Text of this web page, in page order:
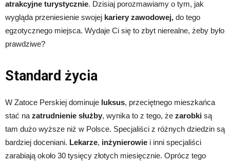
atrakcyjne turystycznie. Dzisiaj porozmawiamy o tym, jak
wygląda przeniesienie swojej kariery zawodowej, do tego
egzotycznego miejsca. Wydaje Ci się to zbyt nierealne, żeby było
prawdziwe?
Standard życia
W Zatoce Perskiej dominuje luksus, przeciętnego mieszkańca
stać na zatrudnienie służby, wynika to z tego, że zarobki są
tam dużo wyższe niż w Polsce. Specjaliści z różnych dziedzin są
bardziej doceniani. Lekarze, inżynierowie i inni specjaliści
zarabiają około 30 tysięcy złotych miesięcznie. Oprócz tego